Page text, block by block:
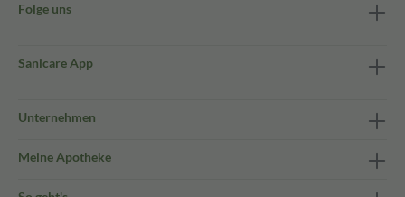
Folge uns
Sanicare App
Unternehmen
Meine Apotheke